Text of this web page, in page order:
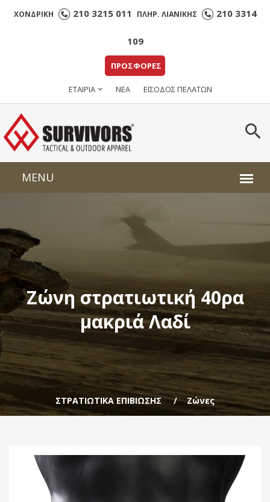
ΧΟΝΔΡΙΚΗ 210 3215 011 ΠΛΗΡ. ΛΙΑΝΙΚΗΣ 210 3314
109
ΠΡΟΣΦΟΡΕΣ
ΕΤΑΙΡΙΑ ΝΕΑ ΕΙΣΟΔΟΣ ΠΕΛΑΤΩΝ
Ζώνη στρατιωτική 40ρα
μακριά Λαδί
ΣΤΡΑΤΙΩΤΙΚΑ ΕΠΙΒΙΩΣΗΣ Ζώνες